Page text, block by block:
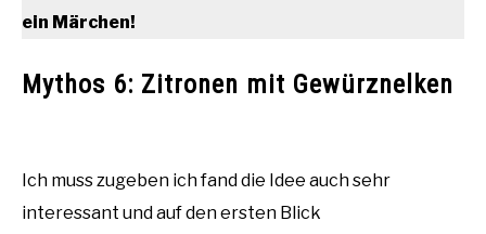
ein Märchen!
Mythos 6: Zitronen mit Gewürznelken
Ich muss zugeben ich fand die Idee auch sehr
interessant und auf den ersten Blick